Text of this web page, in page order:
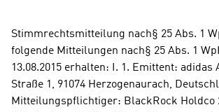
Stimmrechtsmitteilung nach§ 25 Abs. 1
folgende Mitteilungen nach§ 25 Abs. 1
13.08.2015 erhalten: I. 1. Emittent: adidas
Straße 1, 91074 Herzogenaurach,
Mitteilungspflichtiger: BlackRock Holdco